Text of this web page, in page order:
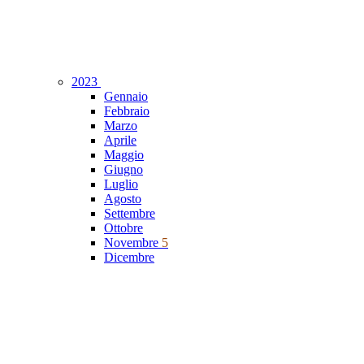
2023
Gennaio
Febbraio
Marzo
Aprile
Maggio
Giugno
Luglio
Agosto
Settembre
Ottobre
Novembre 5
Dicembre